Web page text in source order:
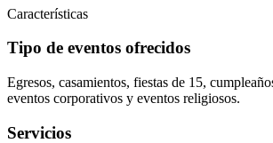
Características
Tipo de eventos ofrecidos
Egresos, casamientos, fiestas de 15,
eventos corporativos y eventos religiosos.
Servicios